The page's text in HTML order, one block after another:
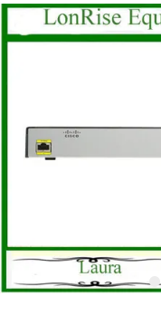
SITEMAP